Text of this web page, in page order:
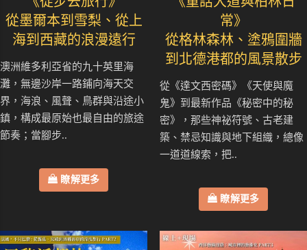
從墨爾本到雪梨、從上
海到西藏的浪漫遠行
澳洲維多利亞省的九十英里海
灘，無邊沙岸一路鋪向海天交
界，海浪、風聲、鳥群與沿途小
鎮，構成最原始也最自由的旅途
節奏；當腳步..
瞭解更多
常》
從格林森林、塗鴉圍牆
到北德港都的風景散步
從《達文西密碼》《天使與魔
鬼》到最新作品《秘密中的秘
密》，那些神祕符號、古老建
築、禁忌知識與地下組織，總像
一道道線索，把..
瞭解更多